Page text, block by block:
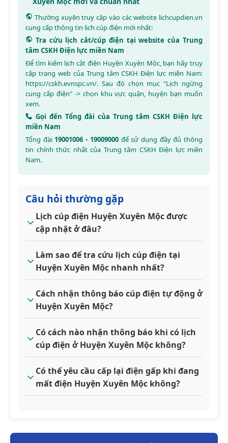
Thường xuyên truy cập vào các website lichcupdien.vn
cung cấp thông tin lịch cúp điện mới nhất:
Tra cứu lịch cắt/cúp điện tại website của Trung
tâm CSKH Điện lực miền Nam
Để tìm kiếm lịch cắt điện Huyện Xuyên Mộc, bạn hãy truy
cập trang web của Trung tâm CSKH Điện lực miền Nam:
https://cskh.evnspc.vn/. Sau đó chọn mục "Lịch ngừng
cung cấp điện" -> chọn khu vực quận, huyện bạn muốn
xem.
Gọi đến Tổng đài của Trung tâm CSKH Điện lực
miền Nam
Tổng đài 19001006 - 19009000để sử dụng đầy đủ thông
tin chính thức nhất của Trung tâm CSKH Điện lực miền
Nam.
Câu hỏi thường gặp
Lịch cúp điện Huyện Xuyên Mộc được
cập nhật ở đâu?
Làm sao để tra cứu lịch cúp điện tại
Huyện Xuyên Mộc nhanh nhất?
Cách nhận thông báo cúp điện tự động ở
Huyện Xuyên Mộc?
Có cách nào nhận thông báo khi có lịch
cúp điện ở Huyện Xuyên Mộc không?
Có thể yêu cầu cấp lại điện gấp khi đang
mất điện Huyện Xuyên Mộc không?